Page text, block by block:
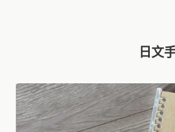
日文